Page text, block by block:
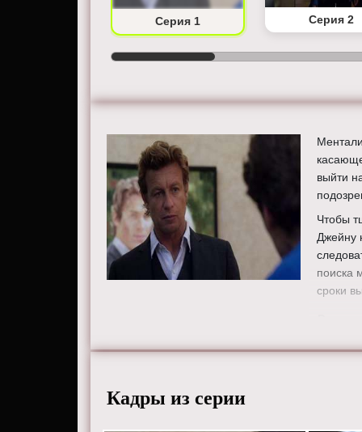
Серия 1 Серия 2
выйти
Чтобы
Джейну
поиска
сроки
Кадры из серии